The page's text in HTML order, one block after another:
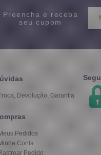
Preencha e receba
seu cupom
Devolução, Garantia
Pedidos
Conta
Pedido